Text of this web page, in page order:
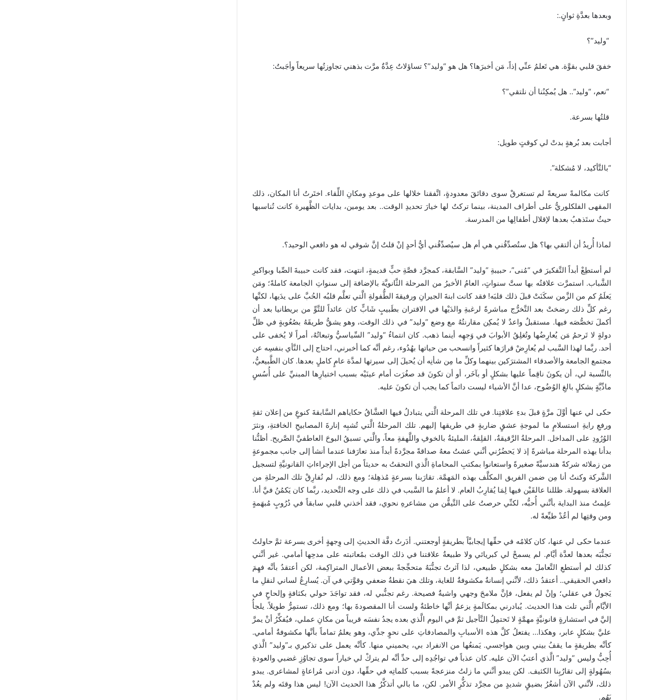
وبعدها بعدَّةِ ثوانٍ.:
“وليد”؟
خفقَ قلبي بقوَّة. هي تَعلمُ عنِّي إذاً، مَن أخبرَها؟ هل هو “وليد”؟ تساؤلاتٌ عِدَّةٌ مرَّت بذهني تجاوزتُها سريعاً وأجَبتُ:
“نعم، “وليد”.. هل يُمكِنُنا أن نلتقي”؟
قلتُها بسرعة.
أجابت بعد بُرهةٍ بدتْ لي كوقتٍ طويل:
“بالتَّأكيد، لا مُشكلة”.
كانت مكالمةً سريعةً لم تستغرقْ سوى دقائقَ معدودةٍ، اتَّفقنا خلالها على موعدِ ومكانِ اللِّقاء. اختَرتُ أنا المكان، ذلك
المقهى الفلكلوريُّ على أطراف المدينة، بينما تركتُ لها خيارَ تحديدِ الوقت.. بعد يومين، بدايات الظَّهيرة كانت تُناسبها
حيثُ ستَذهبُ بعدها لإقلال أطفالِها من المدرسة.
لماذا أُريدُ أن ألتقي بها؟ هل ستُصدِّقُني هي أم هل سيُصدِّقُني أيُّ أحدٍ إنْ قلتُ إنَّ شوقي له هو دافعي الوحيد؟.
لم أستطِعْ أبداً التَّفكيرَ في “مُنى”، حبيبةِ “وليد” السَّابقة، كمجرَّد قصَّةِ حبٍّ قديمةٍ، انتهت، فقد كانت حبيبةَ الصِّبا وبواكيرِ
الشَّباب. استمرَّت علاقتُه بها ستَّ سنواتٍ، العامُ الأخيرُ من المرحلة الثَّانويَّة بالإضافة إلى سنواتِ الجامعة كاملةً؛ ومَن
يَعلَمُ كم من الزَّمن سكَنَتْ قبلَ ذلك قلبَه! فقد كانت ابنةَ الجيرانِ ورفيقةَ الطُّفولةِ الَّتي تعلَّم قلبُه الحُبَّ على يدَيها، لكنَّها
رغم كلِّ ذلك رضختْ بعد التَّخرُّج مباشرةً لرغبةِ والدَيْها في الاقتران بطَبيبٍ شَابٍّ كان عائداً للتَّوِّ من بريطانيا بعد أن
أكملَ تخصُّصَه فيها. مستقبلٌ واعدٌ لا يُمكِن مقارنتُهُ مع وضع “وليد” في ذلك الوقت، وهو يشقُّ طريقَهُ بصُعُوبةٍ في ظلِّ
دولةٍ لا تَرحمُ مَن يُعارِضُها وتُغلِقُ الأبوابَ في وَجهِه أينما ذهب. كان انتماءُ “وليد” السِّياسيُّ وتبعاتُهُ، أمراً لا يُخفى على
أحد. ربَّما لهذا السَّبب لم يُعارِضْ قرارَها كثيراً وانسحب من حياتها بهُدُوء، رغم أنَّه كما أخبرني، احتاج إلى النَّأي بنفسِه عن
مجتمع الجامعة والأصدقاء المشترَكين بينهما وكلِّ ما مِن شأنِه أن يُحيلَ إلى سيرتها لمدَّة عامٍ كاملٍ بعدها. كان الطَّبيعيُّ،
بالنِّسبة لي، أن يكونَ ناقِماً عليها بشكلٍ أو بآخَر، أو أن تكونَ قد صغُرَت أمام عينَيْه بسبب اختيارِها المبنيِّ على أُسُسٍ
مادِّيَّةٍ بشكلٍ بالغِ الوُضُوح، عدا أنَّ الأشياء ليست دائماً كما يجب أن تكونَ عليه.
حكى لي عنها أوَّلَ مرَّةٍ قبلَ بدءِ علاقتِنا. في تلك المرحلة الَّتي يتبادلُ فيها العشَّاقُ حكاياهم السَّابقةَ كنوعٍ من إعلان ثقةِ
ورفعِ رايةِ استسلامٍ ما لموجةِ عشقٍ ضاربةٍ في طريقها إليهم. تلك المرحلةُ الَّتي تُشبِه إنارةَ المصابيحِ الخافتةِ، ونثرَ
الوُرُودِ على المداخل. المرحلةُ الرَّقيقةُ، القلِقةُ، المليئةُ بالخوفِ واللَّهفةِ معاً، والَّتي تسبقُ البوحَ العاطفيَّ الصَّريح. أظنُّنا
بدأنا بهذه المرحلة مباشرةً إذ لا يَحضُرُني أنَّني عشتُ معهُ صداقةً مجرَّدةً أبداً منذ تعارَفنا عندما أنشأ إلى جانب مجموعةٍ
من زملائه شركةً هندسيَّةً صغيرةً واستعانوا بمكتبِ المحاماةِ الَّذي التحقتُ به حديثاً من أجل الإجراءاتِ القانونيَّةِ لتسجيل
الشَّركة وكنتُ أنا مِن ضمن الفريق المكلَّف بهذه المَهمَّة. تقارَبنا بسرعةٍ مُذهِلة؛ ومع ذلك، لم نُفارِقْ تلك المرحلةِ من
العلاقة بسهولة. ظللنا عالقَيْن فيها لِمَا يُقارِبُ العام. لا أعلمُ ما السَّبب في ذلك على وجه التَّحديد، ربَّما كان يَكمُنُ فيَّ أنا.
علِمتُ منذ البداية بأنَّني أُحبُّه، لكنِّي حرصتُ على التَّيقُّن من مشاعرهِ نحوي، فقد أخذني قلبي سابقاً في دُرُوبٍ مُبهَمةٍ
ومن وقتِها لم أعُدْ طيِّعةً له.
عندما حكى لي عنها، كان كلامُه في حقِّها إيجابيَّاً بطريقةٍ أوجعتني. أدَرتُ دفَّة الحديثِ إلى وِجهةٍ أخرى بسرعة ثمَّ حاولتُ
تجنُّبَه بعدها لعدَّة أيَّام. لم يسمحْ لي كبريائي ولا طبيعةُ علاقتنا في ذلك الوقت بمُعاتبته على مدحِها أمامي. غير أنَّني
كذلك لم أستطعِ التَّعاملَ معه بشكلٍ طبيعي، لذا آثرتُ تجنُّبَهُ متحجِّجةً ببعض الأعمال المتراكِمة، لكن أعتقدُ بأنَّه فهِمَ
دافعي الحقيقي.. أعتقدُ ذلك، لأنَّني إنسانةٌ مكشوفةٌ للغاية، وتلك هيَ نقطةُ ضعفي وقوَّتي في آن. يُسارِعُ لساني لنقلِ ما
يَجولُ في عقلي؛ وإنْ لم يفعل، فإنَّ ملامحَ وجهي واشيةٌ فصيحة. رغم تجنُّبي له، فقد تواجَدَ حولي بكثافةٍ وإلحاحٍ في
الأيَّام الَّتي تلت هذا الحديث. يُبادرني بمكالَمةٍ يزعمُ أنَّها خاطئةٌ ولست أنا المقصودةَ بها؛ ومع ذلك، تستمِرُّ طويلاً. يلجأُ
إليَّ في استشارةٍ قانونيَّةٍ مهمَّةٍ لا تَحتمِلُ التَّأجيل ثمَّ في اليوم الَّذي بعده يجدُ نفسَه قريباً من مكانِ عملي، فيُفكِّرُ أنْ يمرَّ
عليَّ بشكلٍ عابر، وهكذا… يفتعلُ كلَّ هذه الأسبابِ والمصادفاتِ على نحوٍ جدِّي، وهو يعلمُ تماماً بأنَّها مكشوفةٌ أمامي.
كأنَّه بطريقةٍ ما يقفُ بيني وبين هواجسي. يَمنعُها من الانفراد بي، يحميني منها. كأنَّه يعمل على تذكيري بـ”وليد” الَّذي
أُحِبُّ وليس “وليد” الَّذي أعتبُ الآن عليه. كان عذباً في تواجُدِه إلى حدِّ أنَّه لم يتركْ لي خياراً سوى تجاوُزِ غضبي والعودةِ
بسُهُولةٍ إلى تقارُبِنا الكثيف. لكن يبدو أنَّني ما زلتُ منزعجةً بسبب كلماتِه في حقِّها، دون أدنى مُراعاةٍ لمشاعرى. يبدو
ذلك، لأنَّني الآن أشعُرُ بضيقٍ شديدٍ من مجرَّد تذكُّرِ الأمر. لكن، ما بالي أتذكَّرُ هذا الحديث الآن! ليس هذا وقتَه ولم يعُدْ
يَهُم.